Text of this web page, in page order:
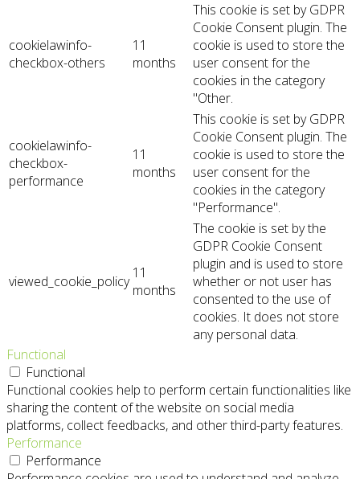
cookielawinfo-
checkbox-others
11
months
This cookie is set by GDPR
Cookie Consent plugin. The
cookie is used to store the
user consent for the
cookies in the category
"Other.
cookielawinfo-
checkbox-
performance
11
months
This cookie is set by GDPR
Cookie Consent plugin. The
cookie is used to store the
user consent for the
cookies in the category
"Performance".
viewed_cookie_policy 11
months
The cookie is set by the
GDPR Cookie Consent
plugin and is used to store
whether or not user has
consented to the use of
cookies. It does not store
any personal data.
Functional
Functional
Functional cookies help to perform certain functionalities like
sharing the content of the website on social media
platforms, collect feedbacks, and other third-party features.
Performance
Performance